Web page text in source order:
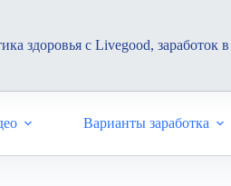
здоровья с Livegood, заработок
Варианты заработка